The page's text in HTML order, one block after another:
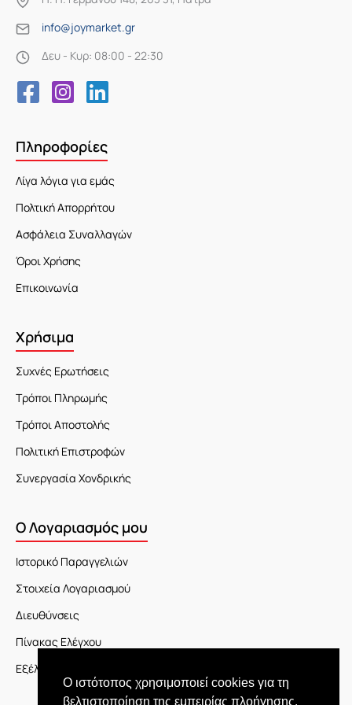
Ο ιστότοπος χρησιμοποιεί cookies για τη
βελτιστοποίηση της εμπειρίας πλοήγησης.
info@joymarket.gr
Δευ - Κυρ: 08:00 - 22:30
Πληροφορίες
Λίγα λόγια για εμάς
Πολτική Απορρήτου
Ασφάλεια Συναλλαγών
Όροι Χρήσης
Επικοινωνία
Χρήσιμα
Συχνές Ερωτήσεις
Τρόποι Πληρωμής
Τρόποι Αποστολής
Πολιτική Επιστροφών
Συνεργασία Χονδρικής
Ο Λογαριασμός μου
Ιστορικό Παραγγελιών
Στοιχεία Λογαριασμού
Διευθύνσεις
Πίνακας Ελέγχου
Εξέλιξη Παραγγελίας